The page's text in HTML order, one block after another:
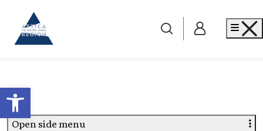
Open toolbar
Go to home
Open side menu